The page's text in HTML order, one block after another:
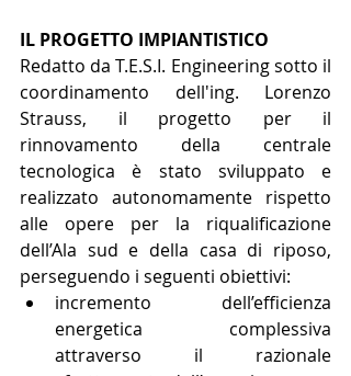
IL PROGETTO IMPIANTISTICO
Redatto da T.E.S.I. Engineering sotto il
coordinamento dell'ing. Lorenzo
Strauss, il progetto per il
rinnovamento della centrale
tecnologica è stato sviluppato e
realizzato autonomamente rispetto
alle opere per la riqualificazione
dell’Ala sud e della casa di riposo,
perseguendo i seguenti obiettivi:
incremento dell’efficienza
energetica complessiva
attraverso il razionale